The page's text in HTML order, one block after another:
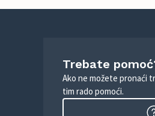
Trebate
Ako ne možete pronaći
tim rado pomoći.